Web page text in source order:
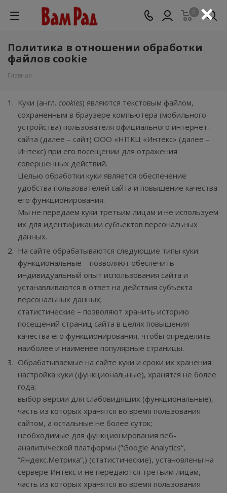
0
Политика в отношении обработки
файлов cookie
Главная
Куки (англ. cookies) являются текстовым файлом,
сохраненным в браузере компьютера (мобильного
устройства) пользователя официального интернет-
сайта (далее – сайт) ООО «НПКЦ «Интекс» (далее –
Интекс) при его посещении для отражения
совершенных действий.
Целью обработки куки является обеспечение
удобства пользователей сайта и повышение качества
его функционирования.
Мы не передаем куки третьим лицам и не используем
их для идентификации субъектов персональных
данных.
На сайте обрабатываются следующие типы куки:
функциональные – позволяют обеспечить
индивидуальный опыт использования сайта и
устанавливаются в ответ на действия субъекта
персональных данных;
статистические – позволяют хранить историю
посещений страниц сайта в целях повышения
качества его функционирования, чтобы определить
наиболее и наименее популярные страницы.
Обрабатываемые на сайте куки и сроки их хранения:
настройка куки (функциональные), хранятся не более
года;
выбор версии для слабовидящих (функциональные),
часть из которых хранятся во время пользования
сайтом, а остальные не более суток;
необходимые для функционирования веб-
аналитической платформы (”Google Analytics“,
”Яндекс.Метрика“,) (статистические), установлены на
сервере Интекс и не передаются третьим лицам,
часть из которых хранятся во время пользования
×